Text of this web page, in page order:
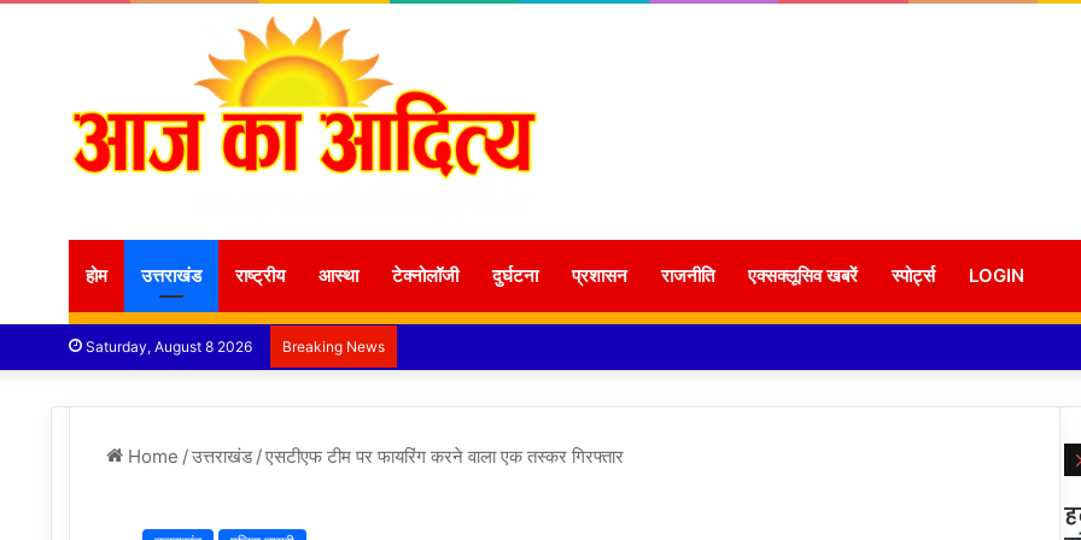
होम उत्तराखंड राष्ट्रीय आस्था टेक्नोलॉजी दुर्घटना प्रशासन राजनीति एक्सक्लूसिव खबरें स्पोर्ट्स LOGIN
Saturday, August 8 2026 Breaking News
Home /उत्तराखंड /एसटीएफ टीम पर फायरिंग करने वाला एक तस्कर गिरफ्तार